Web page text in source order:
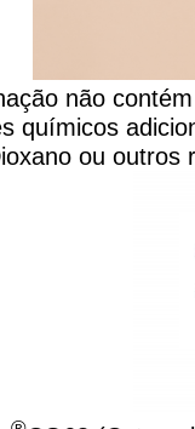
não
químicos
ou outros